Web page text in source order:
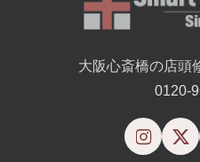
大阪心斎橋の店頭
0120-